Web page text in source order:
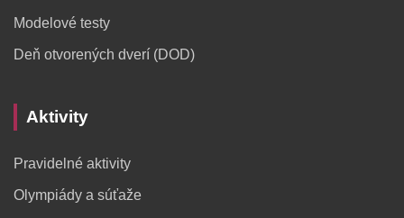
Modelové testy
Deň otvorených dverí (DOD)
Aktivity
Pravidelné aktivity
Olympiády a súťaže